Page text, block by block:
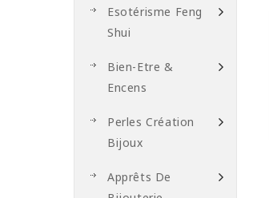
Esotérisme Feng
Shui
Bien-Etre &
Encens
Perles Création
Bijoux
Apprêts De